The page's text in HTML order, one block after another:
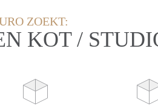
ZOEKT:
KOT /